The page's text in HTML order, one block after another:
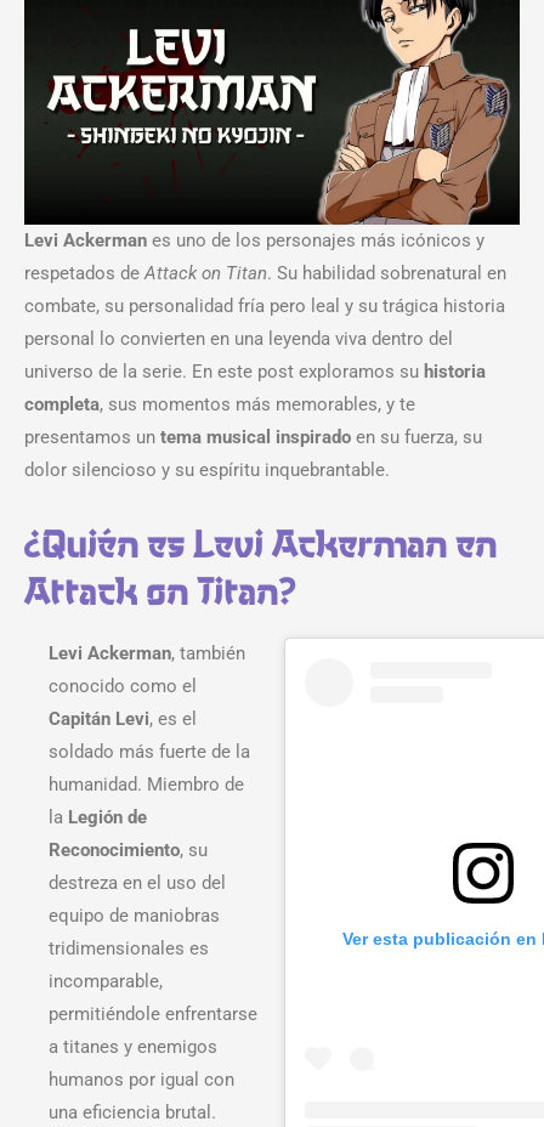
Levi Ackerman es uno de los personajes más icónicos y
respetados deAttack on Titan. Su habilidad sobrenatural en
combate, su personalidad fría pero leal y su trágica historia
personal lo convierten en una leyenda viva dentro del
universo de la serie. En este post exploramos su historia
completa, sus momentos más memorables, y te
presentamos un tema musical inspirado en su fuerza, su
dolor silencioso y su espíritu inquebrantable.
¿Quién es Levi Ackerman en
Attack on Titan?
Levi Ackerman, también
conocido como el
Capitán Levi, es el
soldado más fuerte de la
humanidad. Miembro de
la Legión de
Reconocimiento, su
destreza en el uso del
equipo de maniobras
tridimensionales es
incomparable,
permitiéndole enfrentarse
a titanes y enemigos
humanos por igual con
una eficiencia brutal.
Ver esta publicación en